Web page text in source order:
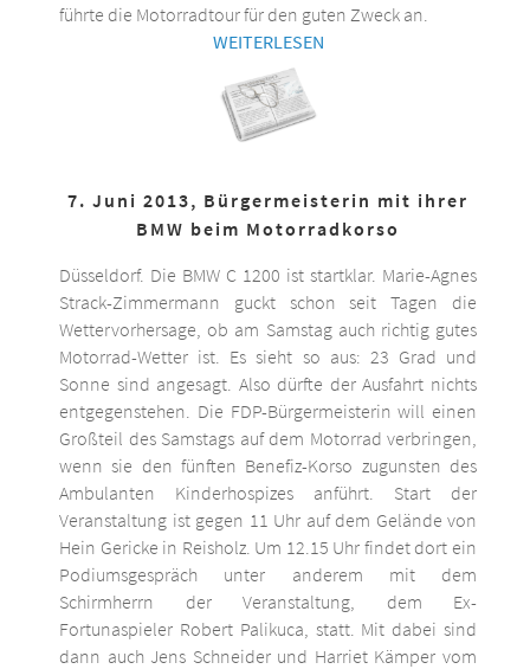
führte die Motorradtour für den guten Zweck an.
WEITERLESEN
7. Juni 2013, Bürgermeisterin mit ihrer
BMW beim Motorradkorso
Düsseldorf. Die BMW C 1200 ist startklar. Marie-Agnes
Strack-Zimmermann guckt schon seit Tagen die
Wettervorhersage, ob am Samstag auch richtig gutes
Motorrad-Wetter ist. Es sieht so aus: 23 Grad und
Sonne sind angesagt. Also dürfte der Ausfahrt nichts
entgegenstehen. Die FDP-Bürgermeisterin will einen
Großteil des Samstags auf dem Motorrad verbringen,
wenn sie den fünften Benefiz-Korso zugunsten des
Ambulanten Kinderhospizes anführt. Start der
Veranstaltung ist gegen 11 Uhr auf dem Gelände von
Hein Gericke in Reisholz. Um 12.15 Uhr findet dort ein
Podiumsgespräch unter anderem mit dem
Schirmherrn der Veranstaltung, dem Ex-
Fortunaspieler Robert Palikuca, statt. Mit dabei sind
dann auch Jens Schneider und Harriet Kämper vom